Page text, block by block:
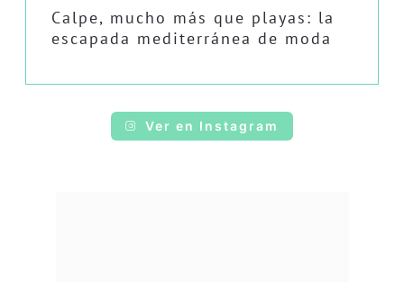
Calpe, mucho más que playas: la
escapada mediterránea de moda
Ver en Instagram